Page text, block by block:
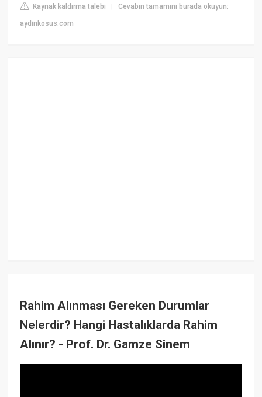
Kaynak kaldırma talebi |Cevabın tamamını burada okuyun:
aydinkosus.com
Rahim Alınması Gereken Durumlar
Nelerdir? Hangi Hastalıklarda Rahim
Alınır? - Prof. Dr. Gamze Sinem